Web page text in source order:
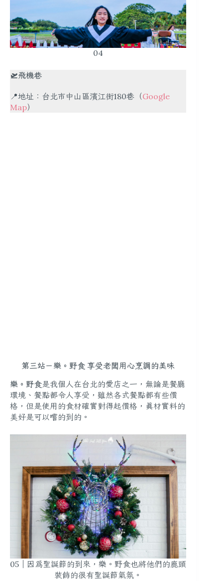
04
🛫飛機巷
📍地址：台北市中山區濱江街180巷（Google
Map）
第三站－樂。野食 享受老闆用心烹調的美味
樂。野食是我個人在台北的愛店之一，無論是餐廳
環境、餐點都令人享受，雖然各式餐點都有些價
格，但是使用的食材確實對得起價格，真材實料的
美好是可以嚐的到的。
05｜因為聖誕節的到來，樂。野食也將他們的鹿頭
裝飾的很有聖誕節氣氛。